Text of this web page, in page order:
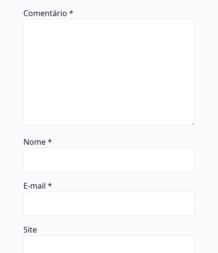
Comentário *
Nome*
E-mail *
Site